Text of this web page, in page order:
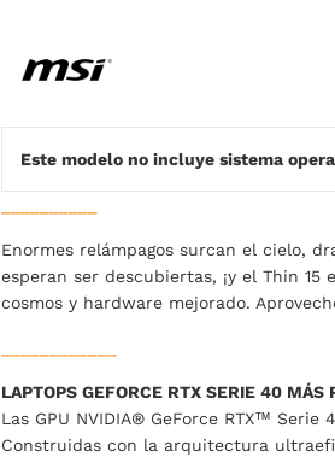
Este modelo no incluye sistema
Enormes relámpagos surcan el cielo,
esperan ser descubiertas, ¡y el Thin
cosmos y hardware mejorado.
LAPTOPS GEFORCE RTX SERIE 40 MÁS
Las GPU NVIDIA® GeForce RTX™
Construidas con la arquitectura